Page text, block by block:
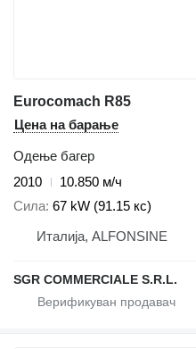
Eurocomach R85
Цена на барање
Одење багер
2010
10.850 м/ч
Сила 67 kW (91.15 кс)
Италија, ALFONSINE
SGR COMMERCIALE S.R.L.